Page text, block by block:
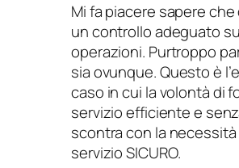
Mi fa piacere sapere che
un controllo adeguato
operazioni. Purtroppo
sia ovunque. Questo è
caso in cui la volontà di
servizio efficiente e
scontra con la
servizio SICURO.